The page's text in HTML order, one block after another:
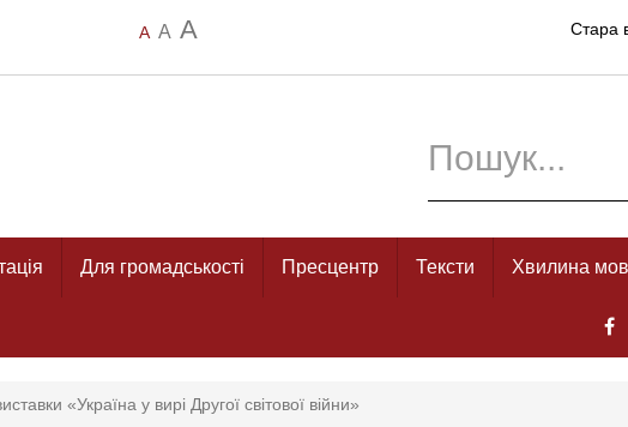
A A A Стара
Для громадськості Пресцентр Тексти Хвилина
«Україна у вирі Другої світової війни»